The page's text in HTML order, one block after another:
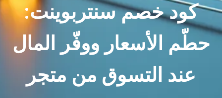
كود خصم سنتربوينت:
حطّم الأسعار ووفّر المال
عند التسوق من متجر